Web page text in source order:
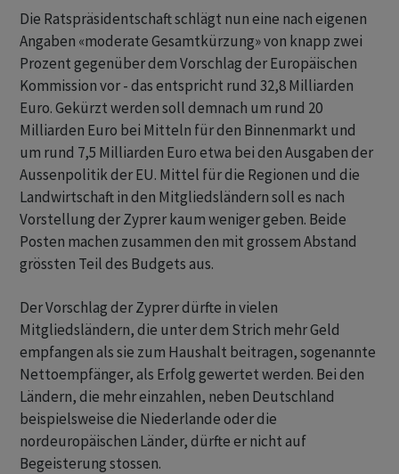
Die Ratspräsidentschaft schlägt nun eine nach eigenen
Angaben «moderate Gesamtkürzung» von knapp zwei
Prozent gegenüber dem Vorschlag der Europäischen
Kommission vor - das entspricht rund 32,8 Milliarden
Euro. Gekürzt werden soll demnach um rund 20
Milliarden Euro bei Mitteln für den Binnenmarkt und
um rund 7,5 Milliarden Euro etwa bei den Ausgaben der
Aussenpolitik der EU. Mittel für die Regionen und die
Landwirtschaft in den Mitgliedsländern soll es nach
Vorstellung der Zyprer kaum weniger geben. Beide
Posten machen zusammen den mit grossem Abstand
grössten Teil des Budgets aus.
Der Vorschlag der Zyprer dürfte in vielen
Mitgliedsländern, die unter dem Strich mehr Geld
empfangen als sie zum Haushalt beitragen, sogenannte
Nettoempfänger, als Erfolg gewertet werden. Bei den
Ländern, die mehr einzahlen, neben Deutschland
beispielsweise die Niederlande oder die
nordeuropäischen Länder, dürfte er nicht auf
Begeisterung stossen.